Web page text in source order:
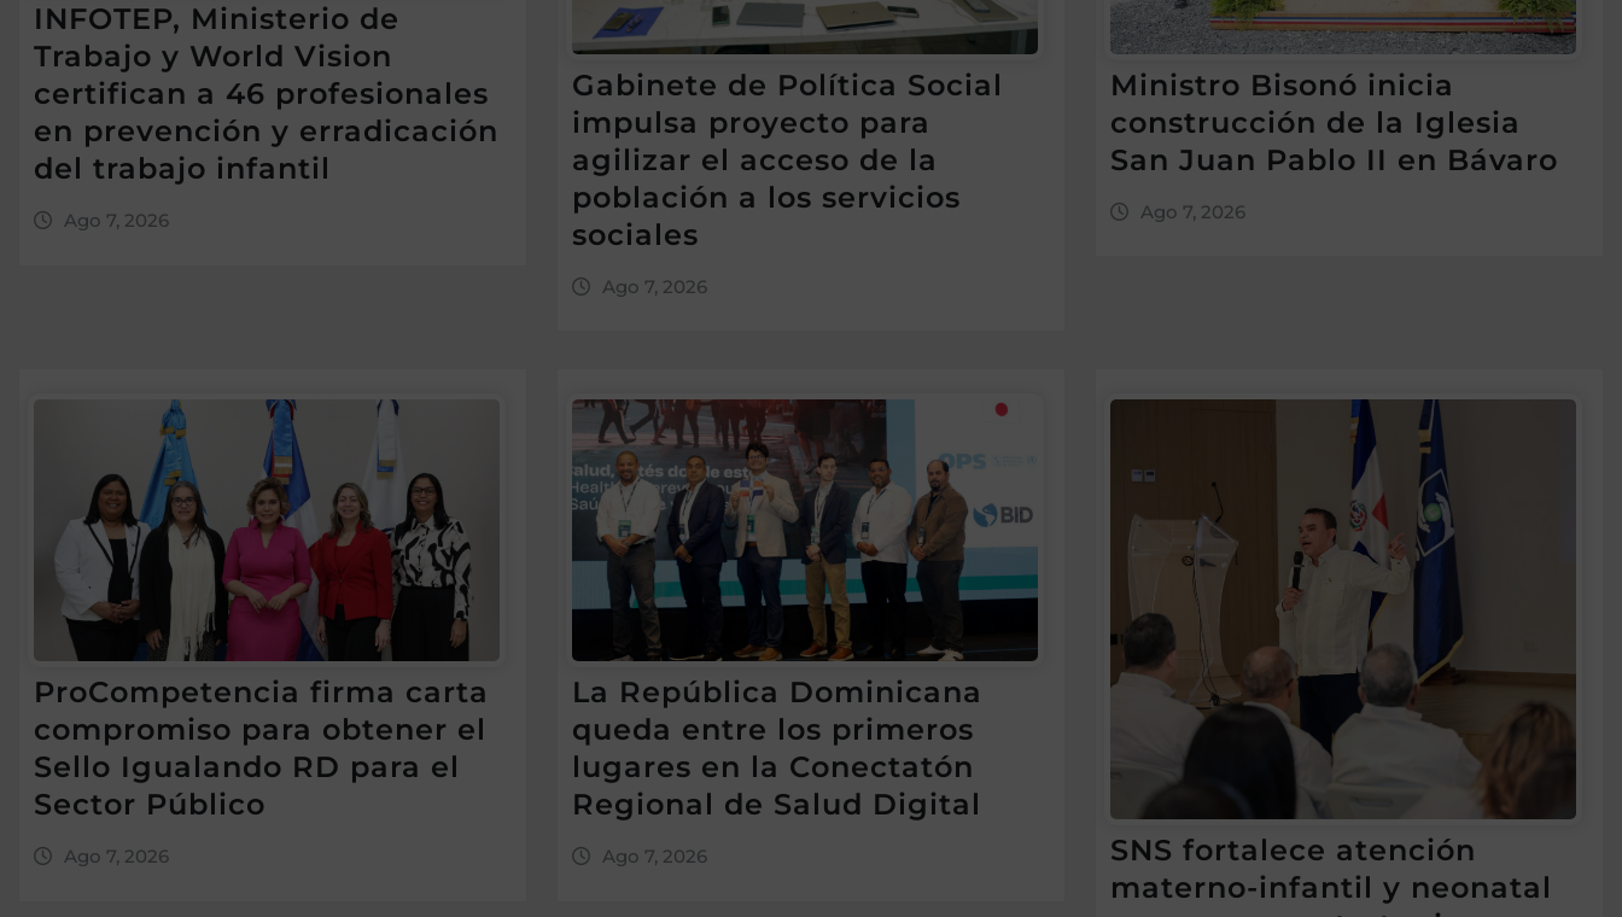
INFOTEP, Ministerio de
Trabajo y World Vision
certifican a 46 profesionales
en prevención y erradicación
del trabajo infantil
Ago 7, 2026
Gabinete de Política Social
impulsa proyecto para
agilizar el acceso de la
población a los servicios
sociales
Ago 7, 2026
Ministro Bisonó inicia
construcción de la Iglesia
San Juan Pablo II en Bávaro
Ago 7, 2026
ProCompetencia firma carta
compromiso para obtener el
Sello Igualando RD para el
Sector Público
Ago 7, 2026
La República Dominicana
queda entre los primeros
lugares en la Conectatón
Regional de Salud Digital
Ago 7, 2026
SNS fortalece atención
materno-infantil y neonatal